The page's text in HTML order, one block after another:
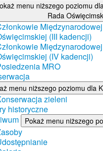
menu niższego poziomu
Rada
(III kadencji)
(IV kadencji)
MRO
menu niższego poziomu dla
zieleni
historyczne
Pokaż menu niższego